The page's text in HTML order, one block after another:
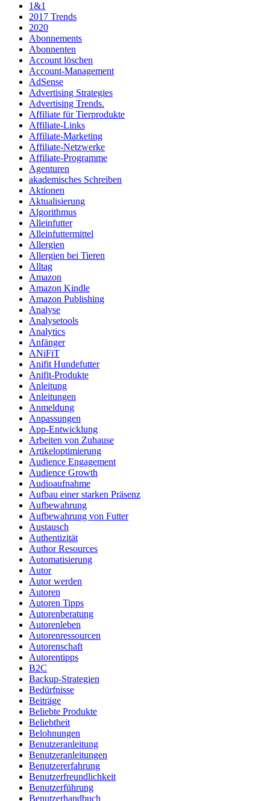
1&1
2017 Trends
2020
Abonnements
Abonnenten
Account löschen
Account-Management
AdSense
Advertising Strategies
Advertising Trends.
Affiliate für Tierprodukte
Affiliate-Links
Affiliate-Marketing
Affiliate-Netzwerke
Affiliate-Programme
Agenturen
akademisches Schreiben
Aktionen
Aktualisierung
Algorithmus
Alleinfutter
Alleinfuttermittel
Allergien
Allergien bei Tieren
Alltag
Amazon
Amazon Kindle
Amazon Publishing
Analyse
Analysetools
Analytics
Anfänger
ANiFiT
Anifit Hundefutter
Anifit-Produkte
Anleitung
Anleitungen
Anmeldung
Anpassungen
App-Entwicklung
Arbeiten von Zuhause
Artikeloptimierung
Audience Engagement
Audience Growth
Audioaufnahme
Aufbau einer starken Präsenz
Aufbewahrung
Aufbewahrung von Futter
Austausch
Authentizität
Author Resources
Automatisierung
Autor
Autor werden
Autoren
Autoren Tipps
Autorenberatung
Autorenleben
Autorenressourcen
Autorenschaft
Autorentipps
B2C
Backup-Strategien
Bedürfnisse
Beiträge
Beliebte Produkte
Beliebtheit
Belohnungen
Benutzeranleitung
Benutzeranleitungen
Benutzererfahrung
Benutzerfreundlichkeit
Benutzerführung
Benutzerhandbuch